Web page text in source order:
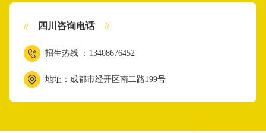
// 四川咨询电话 //
招生热线 ：13408676452
地址：成都市经开区南二路199号